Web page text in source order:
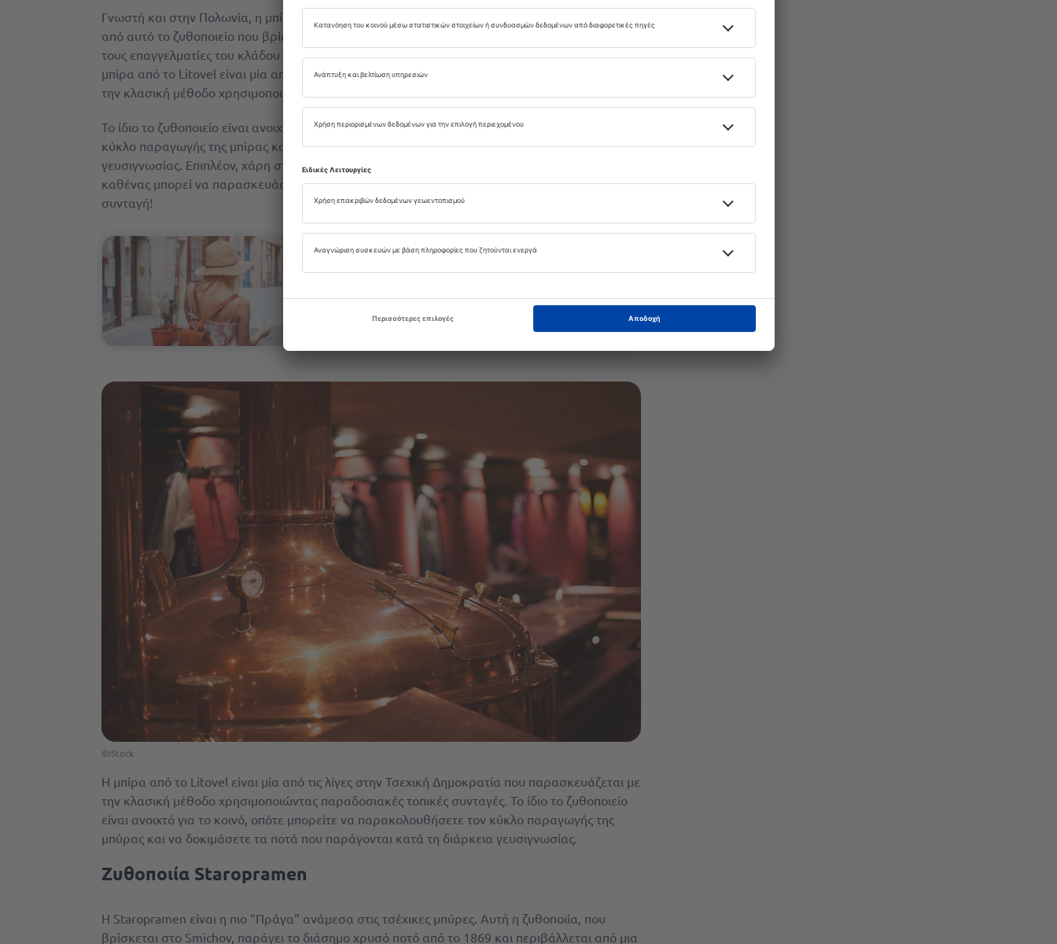
Γνωστή και στην Πολωνία, η μπίρα Litovel παρασκευάζεται από το 1893. Η ποιότητα της μπίρας
από αυτό το ζυθοποιείο που βρίσκεται κοντά στο Olomouc έχει επανειλημμένα εκτιμηθεί από
τους επαγγελματίες του κλάδου στους πιο διάσημους διαγωνισμούς και σε διεθνείς εκθέσεις. Η
μπίρα από το Litovel είναι μία από τις λίγες στην Τσεχική Δημοκρατία που παρασκευάζεται με
την κλασική μέθοδο χρησιμοποιώντας παραδοσιακές τοπικές συνταγές.
Το ίδιο το ζυθοποιείο είναι ανοιχτό στο κοινό, ώστε να μπορείτε να παρακολουθήσετε τον
κύκλο παραγωγής της μπίρας και να δοκιμάσετε τα ποτά που παράγονται κατά τη διάρκεια
γευσιγνωσίας. Επιπλέον, χάρη στη μικροζυθοποιία που λειτουργεί εντός του εργοστασίου, ο
καθένας μπορεί να παρασκευάσει τη δική του μπίρα – επίσης σύμφωνα με τη δική του
συνταγή!
©iStock
Η μπίρα από το Litovel είναι μία από τις λίγες στην Τσεχική Δημοκρατία που παρασκευάζεται με
την κλασική μέθοδο χρησιμοποιώντας παραδοσιακές τοπικές συνταγές. Το ίδιο το ζυθοποιείο
είναι ανοιχτό για το κοινό, οπότε μπορείτε να παρακολουθήσετε τον κύκλο παραγωγής της
μπύρας και να δοκιμάσετε τα ποτά που παράγονται κατά τη διάρκεια γευσιγνωσίας.
Ζυθοποιία Staropramen
Η Staropramen είναι η πιο “Πράγα” ανάμεσα στις τσέχικες μπύρες. Αυτή η ζυθοποιία, που
βρίσκεται στο Smichov, παράγει το διάσημο χρυσό ποτό από το 1869 και περιβάλλεται από μια